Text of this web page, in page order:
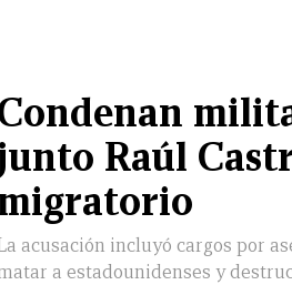
Raúl
acusación incluyó cargos por
a estadounidenses y